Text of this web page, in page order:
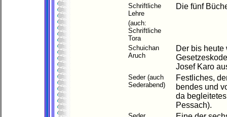
Schriftliche
Lehre
Die fünf
(auch:
Schriftliche
Tora
Schuichan
Aruch
Der bis
Josef Karo
Seder (auch
Sederabend)
Festliches,
bendes und
da
Pessach).